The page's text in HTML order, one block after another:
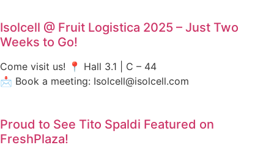
Isolcell @ Fruit Logistica 2025 – Just Two
Weeks to Go!
Come visit us! 📍 Hall 3.1 | C – 44
📩 Book a meeting: Isolcell@isolcell.com
Proud to See Tito Spaldi Featured on
FreshPlaza!